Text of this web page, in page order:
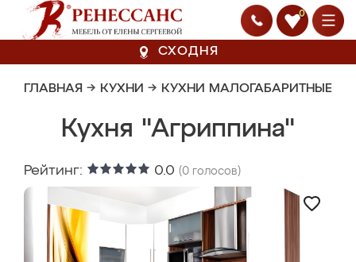
0
СХОДНЯ
ГЛАВНАЯ → КУХНИ → КУХНИ МАЛОГАБАРИТНЫЕ
Кухня "Агриппина"
Рейтинг: 0.0 (0 голосов)